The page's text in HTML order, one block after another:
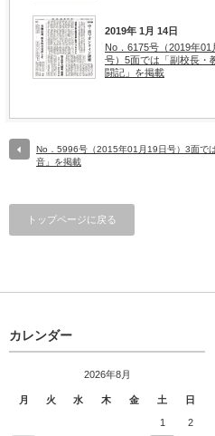
2019年 1月 14日
No．6175号（2019年01
号）5面では「副校長
闘記」を掲載
No．5996号（2015年01月19日号）3面で
音」を掲載
トップページに戻る
カレンダー
2026年8月
月 火 水 木 金 土 日
1 2